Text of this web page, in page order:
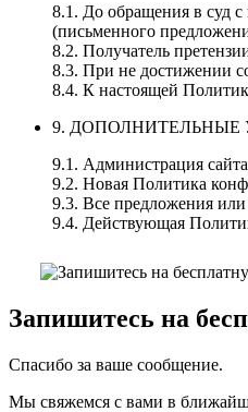
8.1. До обращения в суд
(письменного
8.2. Получатель
8.3. При не достижении
8.4. К настоящей
9. ДОПОЛНИТЕЛЬНЫЕ
9.1. Администрация
9.2. Новая Политика
9.3. Все предложения
9.4. Действующая
Запишитесь на
Спасибо за ваше сообщение.
Мы свяжемся с вами в